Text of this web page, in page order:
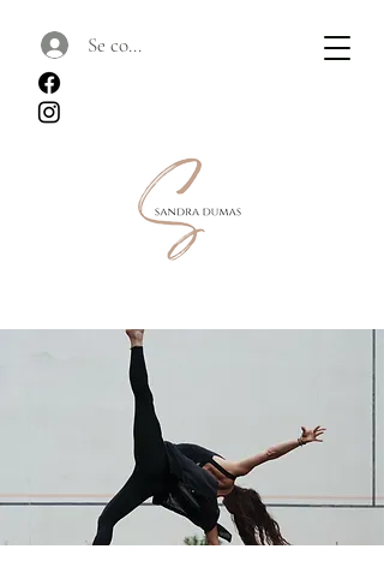
Se connecter